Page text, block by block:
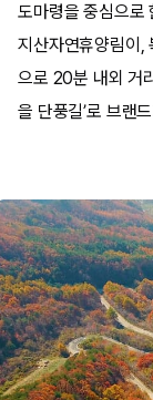
도마령을 중심으로
지산자연휴양림이,
으로 20분 내외 거
을 단풍길’로 브랜